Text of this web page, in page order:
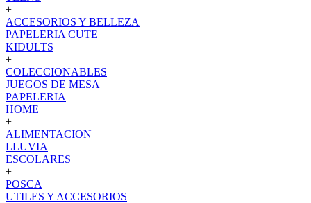
+
ACCESORIOS Y BELLEZA
PAPELERIA CUTE
KIDULTS
+
COLECCIONABLES
JUEGOS DE MESA
PAPELERIA
HOME
+
ALIMENTACION
LLUVIA
ESCOLARES
+
POSCA
UTILES Y ACCESORIOS